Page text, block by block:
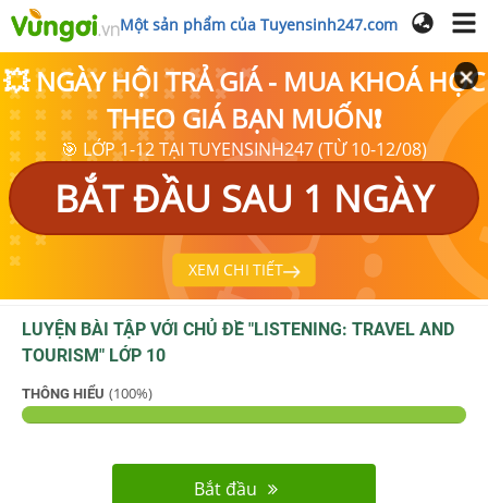
Một sản phẩm của Tuyensinh247.com
💥 NGÀY HỘI TRẢ GIÁ - MUA KHOÁ HỌC
THEO GIÁ BẠN MUỐN❗
🎯 LỚP 1-12 TẠI TUYENSINH247 (TỪ 10-12/08)
BẮT ĐẦU SAU 1 NGÀY
XEM CHI TIẾT
LUYỆN BÀI TẬP VỚI CHỦ ĐỀ "LISTENING: TRAVEL AND
TOURISM" LỚP 10
THÔNG HIỂU (100%)
Bắt đầu